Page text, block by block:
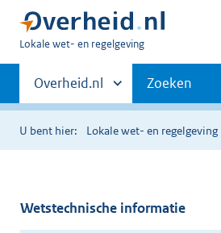
U
hier:
Lokale wet- en regelgeving
Primaire
navigatie
Andere
sites
binnen
Overheid.nl Zoeken
U bent hier: Lokale wet- en regelgeving
Wetstechnische informatie